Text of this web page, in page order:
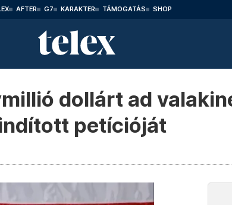
AFTER G7 KARAKTER TÁMOGATÁS SHOP
dollárt ad
petícióját